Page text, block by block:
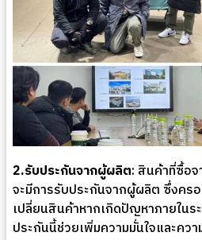
2.รับประกันจากผู้ผลิต: สินค้าที่ซื้อ
จะมีการรับประกันจากผู้ผลิต ซึ่งคร
เปลี่ยนสินค้าหากเกิดปัญหาภายในร
ประกันนี้ช่วยเพิ่มความมั่นใจและคว